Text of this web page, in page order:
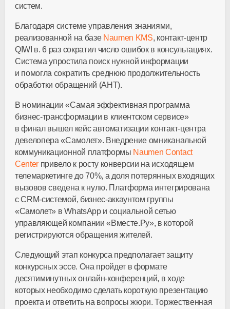
систем.
Благодаря системе управления знаниями,
реализованной на базе Naumen KMS, контакт-центр
QIWI в. 6 раз сократил число ошибок в консультациях.
Система упростила поиск нужной информации
и помогла сократить среднюю продолжительность
обработки обращений (AHT).
В номинации «Самая эффективная программа
бизнес-трансформации в клиентском сервисе»
в финал вышел кейс автоматизации контакт-центра
девелопера «Самолет». Внедрение омниканальной
коммуникационной платформы Naumen Contact
Center привело к росту конверсии на исходящем
телемаркетинге до 70%, а доля потерянных входящих
вызовов сведена к нулю. Платформа интегрирована
сCRM-системой, бизнес-аккаунтом группы
«Самолет» в WhatsApp и социальной сетью
управляющей компании «Вместе.Ру», в которой
регистрируются обращения жителей.
Следующий этап конкурса предполагает защиту
конкурсных эссе. Она пройдет в формате
десятиминутныхонлайн-конференций, в ходе
которых необходимо сделать короткую презентацию
проекта и ответить на вопросы жюри. Торжественная